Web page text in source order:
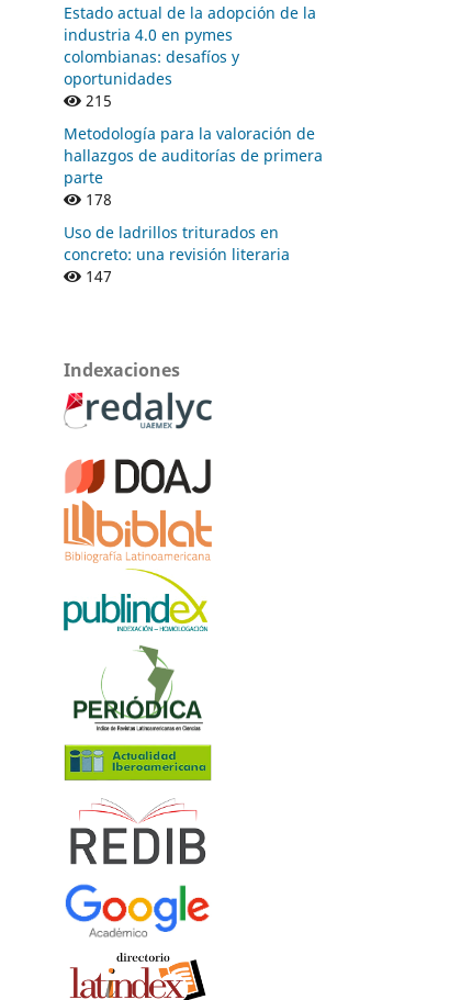
Estado actual de la adopción de la
industria 4.0 en pymes
colombianas: desafíos y
oportunidades
215
Metodología para la valoración de
hallazgos de auditorías de primera
parte
178
Uso de ladrillos triturados en
concreto: una revisión literaria
147
Indexaciones